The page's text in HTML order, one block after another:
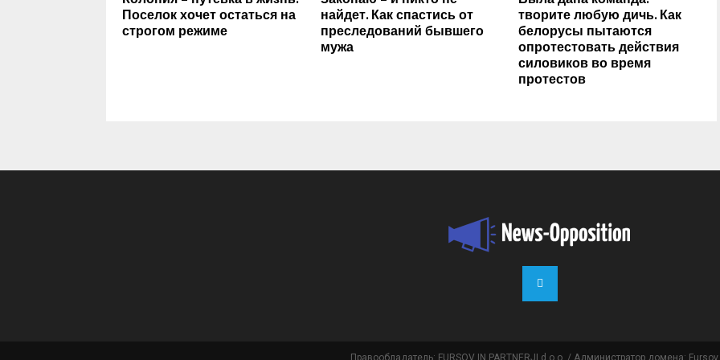
Поселок хочет остаться на
строгом режиме
найдет. Как спастись от
преследований бывшего
мужа
творите любую дичь. Как
белорусы пытаются
опротестовать действия
силовиков во время
протестов
Правообладатель: FURSOV IN PARTNERJI d.o.o. / Администратор домена: Fursov